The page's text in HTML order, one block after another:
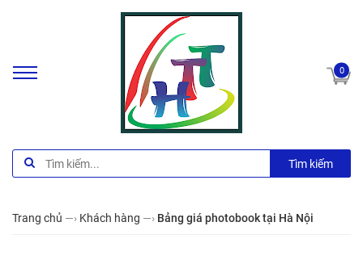
0
Tìm kiếm
Trang chủ —› Khách hàng —› Bảng giá photobook tại Hà Nội